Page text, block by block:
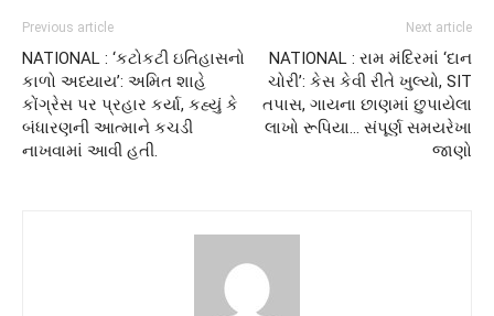
Previous article
NATIONAL : ‘કટોકટી ઇતિહાસનો
કાળો અધ્યાય’: અમિત શાહે
કોંગ્રેસ પર પ્રહાર કર્યા, કહ્યું કે
બંધારણની આત્માને કચડી
નાખવામાં આવી હતી.
Next article
NATIONAL : રામ મંદિરમાં ‘દાન
ચોરી’: કેસ કેવી રીતે ખુલ્યો, SIT
તપાસ, ગાયના છાણમાં છુપાયેલા
લાખો રૂપિયા… સંપૂર્ણ સમયરેખા
જાણો